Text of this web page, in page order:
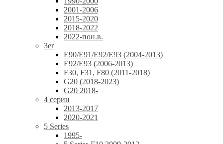
2001-2006
2015-2020
2018-2022
2022-пон.в.
3er
E90/E91/E92/E93 (2004-2013)
E92/E93 (2006-2013)
F30, F31, F80 (2011-2018)
G20 (2018-2023)
G20 2018-
4 серии
2013-2017
2020-2021
5 Series
1995-